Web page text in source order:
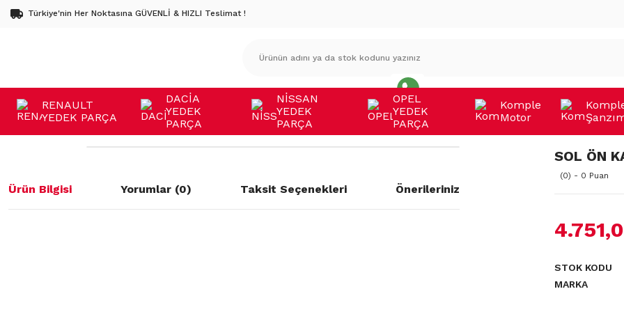
Türkiye'nin Her Noktasına GÜVENLİ & HIZLI Teslimat !
RENAULT
YEDEK PARÇA
DACİA
YEDEK
PARÇA
NİSSAN
YEDEK
PARÇA
OPEL
YEDEK
PARÇA
Komple
Motor
Ürün Bilgisi Yorumlar (0) Taksit Seçenekleri Önerileriniz
SOL ÖN
(0) - 0 Puan
STOK KODU
MARKA